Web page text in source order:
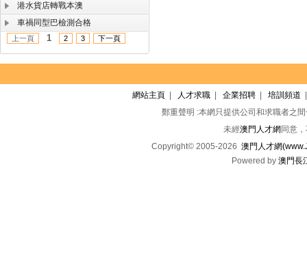
港水貨店轉戰本澳
車禍同型巴檢測合格
上一頁 1 2 3 下一頁
網站主頁 人才求職 企業招聘 培訓頻道
鄭重聲明 :本網只提供公司和求職者之
未經澳門人才網 同意
Copyright© 2005-2026 澳門人才網
Powered by 澳門長